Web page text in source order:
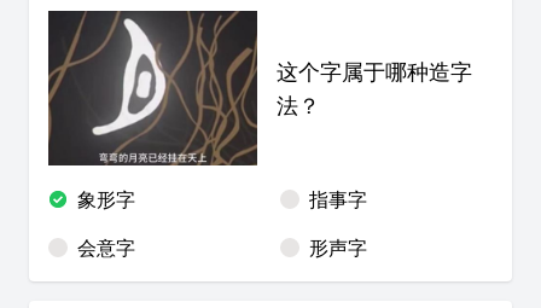
这个字属于哪种造字
法？
象形字
指事字
会意字
形声字